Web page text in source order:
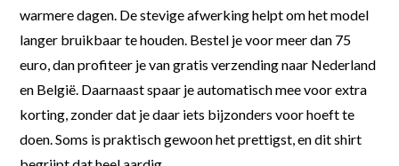
warmere dagen. De stevige afwerking helpt om het model
langer bruikbaar te houden. Bestel je voor meer dan 75
euro, dan profiteer je van gratis verzending naar Nederland
en België. Daarnaast spaar je automatisch mee voor extra
korting, zonder dat je daar iets bijzonders voor hoeft te
doen. Soms is praktisch gewoon het prettigst, en dit shirt